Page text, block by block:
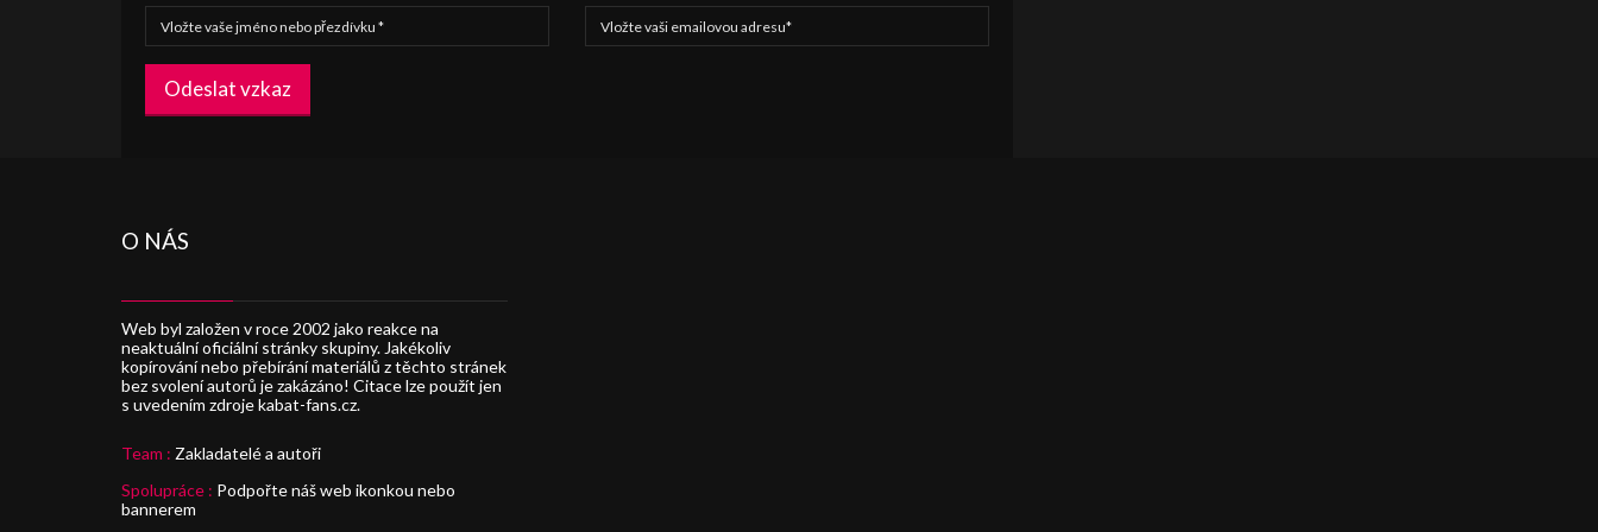
Odeslat vzkaz
O NÁS
Web byl založen v roce 2002 jako reakce na
neaktuální oficiální stránky skupiny. Jakékoliv
kopírování nebo přebírání materiálů z těchto stránek
bez svolení autorů je zakázáno! Citace lze použít jen
s uvedením zdroje kabat-fans.cz.
Team : Zakladatelé a autoři
Spolupráce : Podpořte náš web ikonkou nebo
bannerem